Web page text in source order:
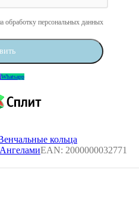
обработку персональных данных
Whatsapp
кольца
EAN: 2000000032771